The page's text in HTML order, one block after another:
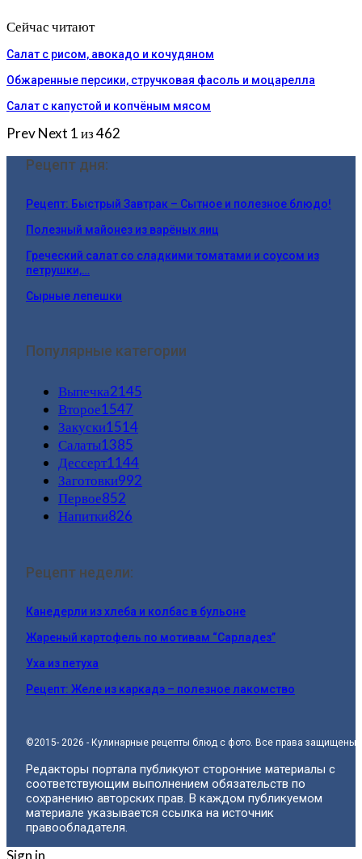
Сейчас читают
Салат с рисом, авокадо и кочудяном
Обжаренные персики, стручковая фасоль и моцарелла
Салат с капустой и копчёным мясом
PrevNext 1 из 462
Рецепт дня:
Рецепт: Быстрый Завтрак – Сытное и полезное блюдо!
Полезный майонез из варёных яиц
Греческий салат со сладкими томатами и соусом из
петрушки,…
Сырные лепешки
Популярные категории
Выпечка2145
Второе1547
Закуски1514
Салаты1385
Дессерт1144
Заготовки992
Первое852
Напитки826
Рецепт недели:
Канедерли из хлеба и колбас в бульоне
Жареный картофель по мотивам “Сарладез”
Уха из петуха
Рецепт: Желе из каркадэ – полезное лакомство
©2015- 2026 - Кулинарные рецепты блюд с фото. Все права защищены.
Редакторы портала публикуют сторонние материалы с
соответствующим выполнением обязательств по
сохранению авторских прав. В каждом публикуемом
материале указывается ссылка на источник
правообладателя.
Sign in